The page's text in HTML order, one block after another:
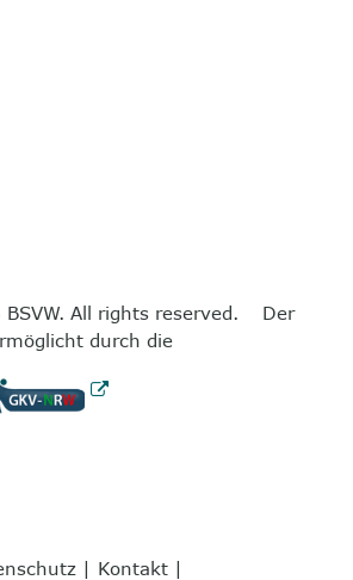
All rights reserved. Der
durch die
| Kontakt |